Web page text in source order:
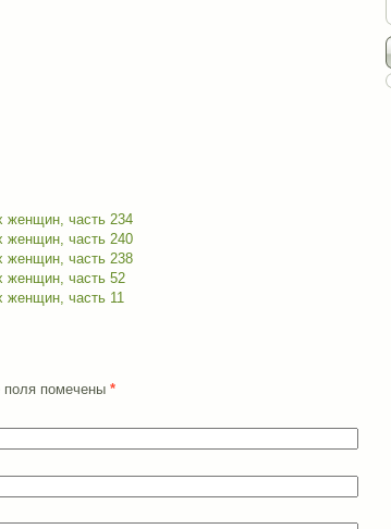
женщин, часть 234
женщин, часть 240
женщин, часть 238
женщин, часть 52
женщин, часть 11
поля помечены *